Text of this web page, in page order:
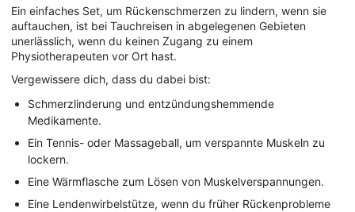
Ein einfaches Set, um Rückenschmerzen zu lindern, wenn sie
auftauchen, ist bei Tauchreisen in abgelegenen Gebieten
unerlässlich, wenn du keinen Zugang zu einem
Physiotherapeuten vor Ort hast.
Vergewissere dich, dass du dabei bist:
Schmerzlinderung und entzündungshemmende
Medikamente.
Ein Tennis- oder Massageball, um verspannte Muskeln zu
lockern.
Eine Wärmflasche zum Lösen von Muskelverspannungen.
Eine Lendenwirbelstütze, wenn du früher Rückenprobleme